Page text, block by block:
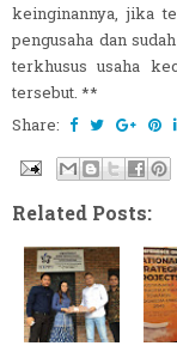
keinginannya, jika
pengusaha dan
terkhusus usaha
tersebut. **
Share:
Related Posts: